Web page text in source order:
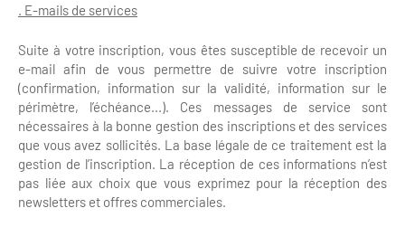
Le Label Villes et Villages Fleuris
L'organisation du label
S'investir dans le label
L'organisation des visites
Remise des Prix
Grands Evènements
. E-mails de services
Suite à votre inscription, vous êtes susceptible de recevoir un
e-mail afin de vous permettre de suivre votre inscription
(confirmation, information sur la validité, information sur le
périmètre, l’échéance...). Ces messages de service sont
nécessaires à la bonne gestion des inscriptions et des services
que vous avez sollicités. La base légale de ce traitement est la
gestion de l’inscription. La réception de ces informations n’est
pas liée aux choix que vous exprimez pour la réception des
newsletters et offres commerciales.